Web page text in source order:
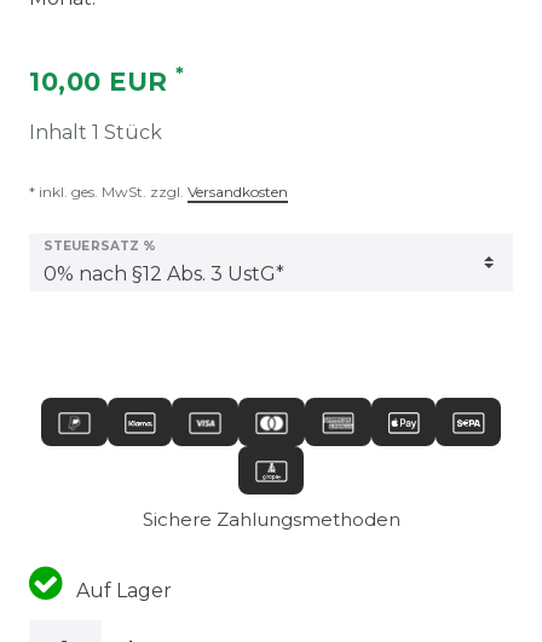
10,00 EUR *
Inhalt 1 Stück
* inkl. ges. MwSt. zzgl. Versandkosten
STEUERSATZ %
Sichere Zahlungsmethoden
Auf Lager